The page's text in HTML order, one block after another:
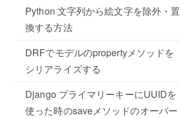
Python 文字列から絵文字を除外・置
換する方法
DRFでモデルのpropertyメソッドを
シリアライズする
Django プライマリーキーにUUIDを
使った時のsaveメソッドのオーバー